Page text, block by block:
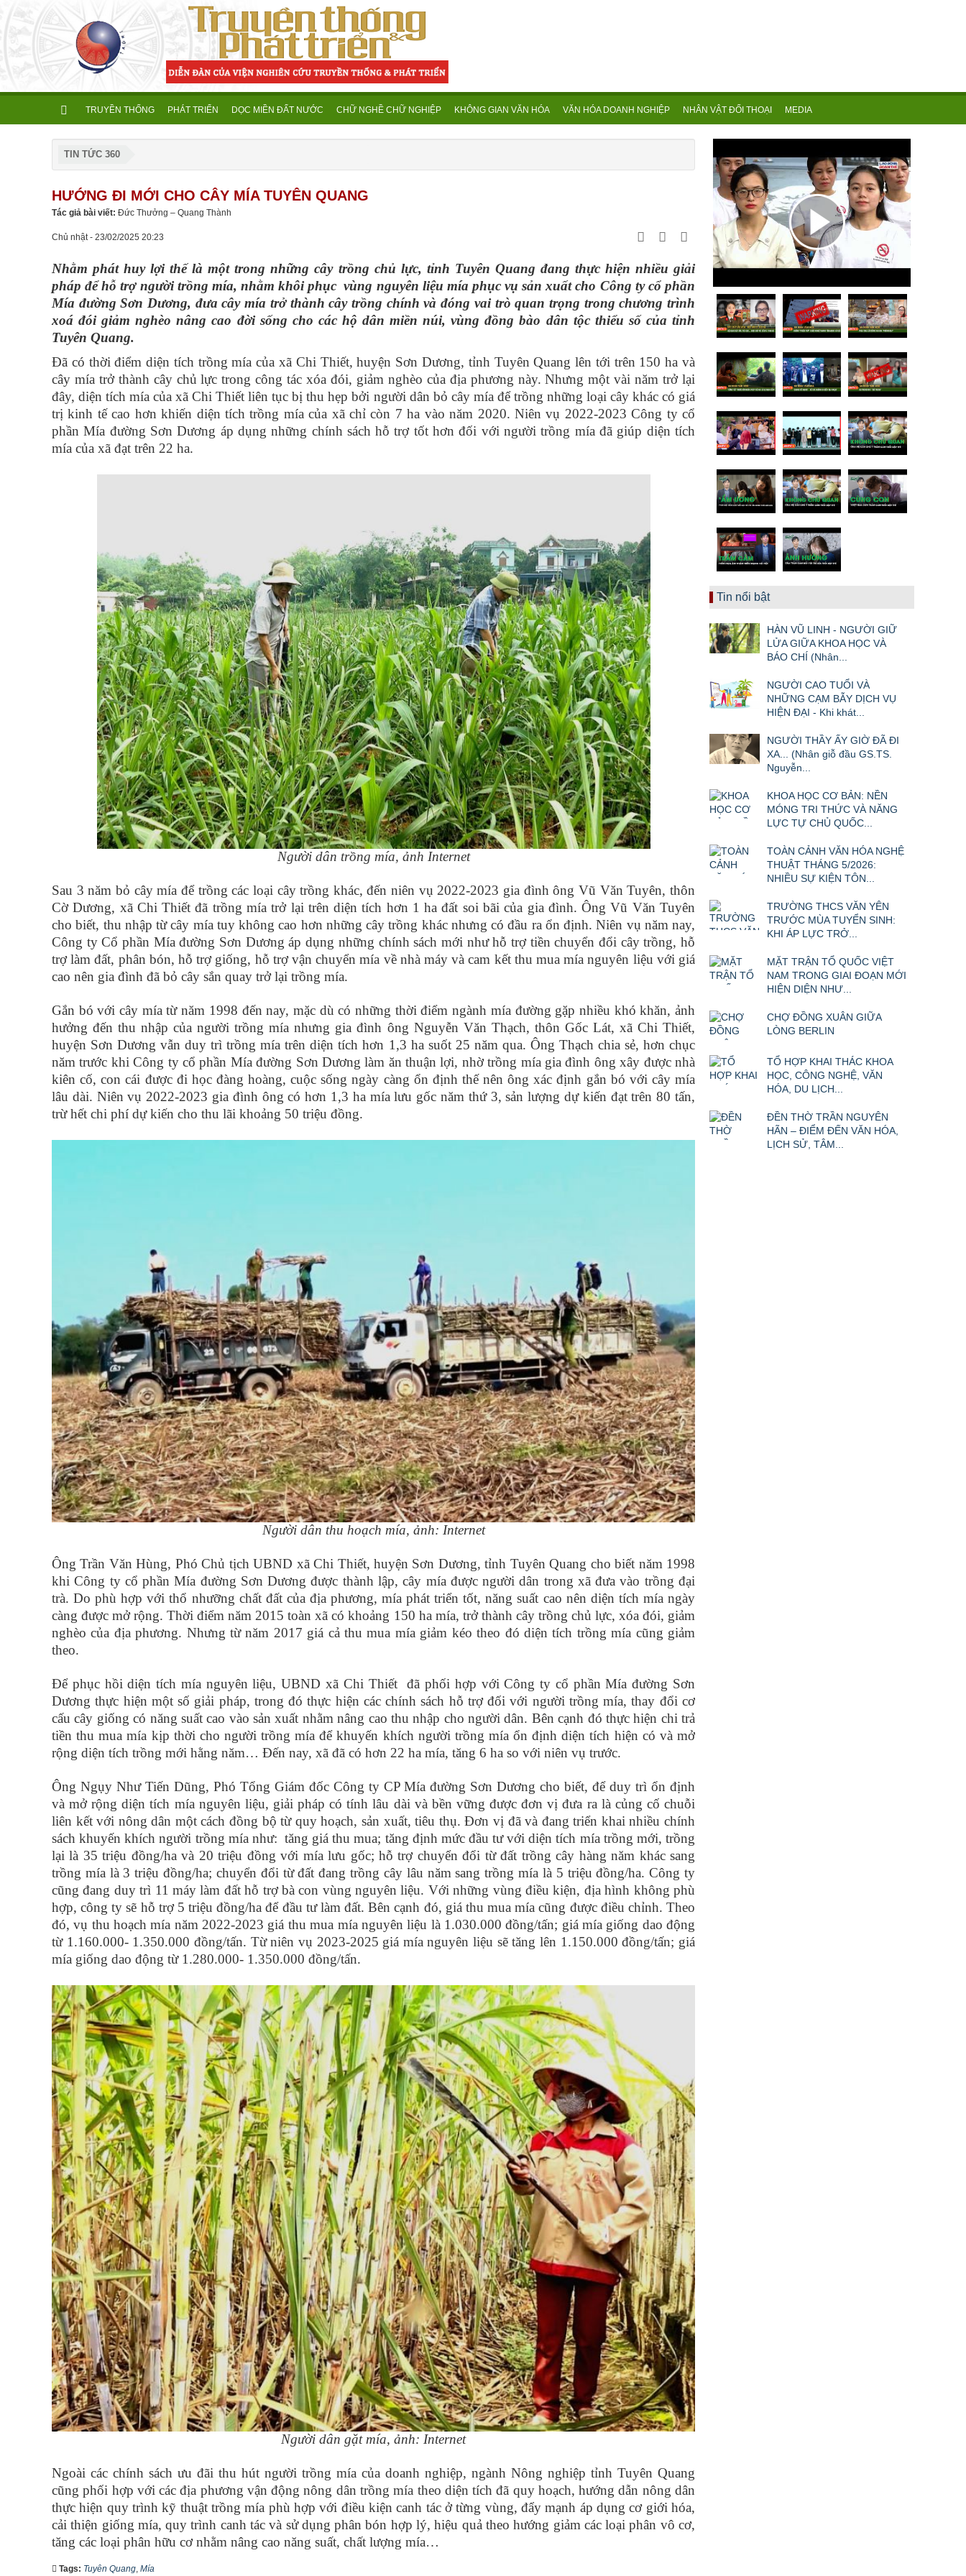
TRUYỀN THỐNG PHÁT TRIỂN DỌC MIỀN ĐẤT NƯỚC CHỮ NGHỀ CHỮ NGHIỆP KHÔNG GIAN VĂN HÓA VĂN HÓA DOANH NGHIỆP NHÂN VẬT ĐỐI THOẠI MEDIA
TIN TỨC 360
HƯỚNG ĐI MỚI CHO CÂY MÍA TUYÊN QUANG
Tác giả bài viết: Đức Thưởng – Quang Thành
Chủ nhật - 23/02/2025 20:23
Nhằm phát huy lợi thế là một trong những cây trồng chủ lực, tỉnh Tuyên Quang đang thực hiện nhiều giải
pháp để hỗ trợ người trồng mía, nhằm khôi phục vùng nguyên liệu mía phục vụ sản xuất cho Công ty cổ phần
Mía đường Sơn Dương, đưa cây mía trở thành cây trồng chính và đóng vai trò quan trọng trong chương trình
xoá đói giảm nghèo nâng cao đời sống cho các hộ dân miền núi, vùng đồng bào dân tộc thiểu số của tỉnh
Tuyên Quang.
Đã có thời điểm diện tích trồng mía của xã Chi Thiết, huyện Sơn Dương, tỉnh Tuyên Quang lên tới trên 150 ha và
cây mía trở thành cây chủ lực trong công tác xóa đói, giảm nghèo của địa phương này. Nhưng một vài năm trở lại
đây, diện tích mía của xã Chi Thiết liên tục bị thu hẹp bởi người dân bỏ cây mía để trồng những loại cây khác có giá
trị kinh tế cao hơn khiến diện tích trồng mía của xã chỉ còn 7 ha vào năm 2020. Niên vụ 2022-2023 Công ty cổ
phần Mía đường Sơn Dương áp dụng những chính sách hỗ trợ tốt hơn đối với người trồng mía đã giúp diện tích
mía của xã đạt trên 22 ha.
Người dân trồng mía, ảnh Internet
Sau 3 năm bỏ cây mía để trồng các loại cây trồng khác, đến niên vụ 2022-2023 gia đình ông Vũ Văn Tuyên, thôn
Cờ Dương, xã Chi Thiết đã trồng mía trở lại trên diện tích hơn 1 ha đất soi bãi của gia đình. Ông Vũ Văn Tuyên
cho biết, thu nhập từ cây mía tuy không cao hơn những cây trồng khác nhưng có đầu ra ổn định. Niên vụ năm nay,
Công ty Cổ phần Mía đường Sơn Dương áp dụng những chính sách mới như hỗ trợ tiền chuyển đổi cây trồng, hỗ
trợ làm đất, phân bón, hỗ trợ giống, hỗ trợ vận chuyển mía về nhà máy và cam kết thu mua mía nguyên liệu với giá
cao nên gia đình đã bỏ cây sắn quay trở lại trồng mía.
Gắn bó với cây mía từ năm 1998 đến nay, mặc dù có những thời điểm ngành mía đường gặp nhiều khó khăn, ảnh
hưởng đến thu nhập của người trồng mía nhưng gia đình ông Nguyễn Văn Thạch, thôn Gốc Lát, xã Chi Thiết,
huyện Sơn Dương vẫn duy trì trồng mía trên diện tích hơn 1,3 ha suốt 25 năm qua. Ông Thạch chia sẻ, hơn chục
năm trước khi Công ty cổ phần Mía đường Sơn Dương làm ăn thuận lợi, nhờ trồng mía gia đình ông xây được nhà
kiên cố, con cái được đi học đàng hoàng, cuộc sống ngày càng ổn định thế nên ông xác định gắn bó với cây mía
lâu dài. Niên vụ 2022-2023 gia đình ông có hơn 1,3 ha mía lưu gốc năm thứ 3, sản lượng dự kiến đạt trên 80 tấn,
trừ hết chi phí dự kiến cho thu lãi khoảng 50 triệu đồng.
Người dân thu hoạch mía, ảnh: Internet
Ông Trần Văn Hùng, Phó Chủ tịch UBND xã Chi Thiết, huyện Sơn Dương, tỉnh Tuyên Quang cho biết năm 1998
khi Công ty cổ phần Mía đường Sơn Dương được thành lập, cây mía được người dân trong xã đưa vào trồng đại
trà. Do phù hợp với thổ nhưỡng chất đất của địa phương, mía phát triển tốt, năng suất cao nên diện tích mía ngày
càng được mở rộng. Thời điểm năm 2015 toàn xã có khoảng 150 ha mía, trở thành cây trồng chủ lực, xóa đói, giảm
nghèo của địa phương. Nhưng từ năm 2017 giá cả thu mua mía giảm kéo theo đó diện tích trồng mía cũng giảm
theo.
Để phục hồi diện tích mía nguyên liệu, UBND xã Chi Thiết đã phối hợp với Công ty cổ phần Mía đường Sơn
Dương thực hiện một số giải pháp, trong đó thực hiện các chính sách hỗ trợ đối với người trồng mía, thay đổi cơ
cấu cây giống có năng suất cao vào sản xuất nhằm nâng cao thu nhập cho người dân. Bên cạnh đó thực hiện chi trả
tiền thu mua mía kịp thời cho người trồng mía để khuyến khích người trồng mía ổn định diện tích hiện có và mở
rộng diện tích trồng mới hằng năm… Đến nay, xã đã có hơn 22 ha mía, tăng 6 ha so với niên vụ trước.
Ông Ngụy Như Tiến Dũng, Phó Tổng Giám đốc Công ty CP Mía đường Sơn Dương cho biết, để duy trì ổn định
và mở rộng diện tích mía nguyên liệu, giải pháp có tính lâu dài và bền vững được đơn vị đưa ra là củng cố chuỗi
liên kết với nông dân một cách đồng bộ từ quy hoạch, sản xuất, tiêu thụ. Đơn vị đã và đang triển khai nhiều chính
sách khuyến khích người trồng mía như: tăng giá thu mua; tăng định mức đầu tư với diện tích mía trồng mới, trồng
lại là 35 triệu đồng/ha và 20 triệu đồng với mía lưu gốc; hỗ trợ chuyển đổi từ đất trồng cây hàng năm khác sang
trồng mía là 3 triệu đồng/ha; chuyển đổi từ đất đang trồng cây lâu năm sang trồng mía là 5 triệu đồng/ha. Công ty
cũng đang duy trì 11 máy làm đất hỗ trợ bà con vùng nguyên liệu. Với những vùng điều kiện, địa hình không phù
hợp, công ty sẽ hỗ trợ 5 triệu đồng/ha để đầu tư làm đất. Bên cạnh đó, giá thu mua mía cũng được điều chỉnh. Theo
đó, vụ thu hoạch mía năm 2022-2023 giá thu mua mía nguyên liệu là 1.030.000 đồng/tấn; giá mía giống dao động
từ 1.160.000- 1.350.000 đồng/tấn. Từ niên vụ 2023-2025 giá mía nguyên liệu sẽ tăng lên 1.150.000 đồng/tấn; giá
mía giống dao động từ 1.280.000- 1.350.000 đồng/tấn.
Người dân gặt mía, ảnh: Internet
Ngoài các chính sách ưu đãi thu hút người trồng mía của doanh nghiệp, ngành Nông nghiệp tỉnh Tuyên Quang
cũng phối hợp với các địa phương vận động nông dân trồng mía theo diện tích đã quy hoạch, hướng dẫn nông dân
thực hiện quy trình kỹ thuật trồng mía phù hợp với điều kiện canh tác ở từng vùng, đẩy mạnh áp dụng cơ giới hóa,
cải thiện giống mía, quy trình canh tác và sử dụng phân bón hợp lý, hiệu quả theo hướng giảm các loại phân vô cơ,
tăng các loại phân hữu cơ nhằm nâng cao năng suất, chất lượng mía…
Tags: Tuyên Quang, Mía
Tin nổi bật
HÀN VŨ LINH - NGƯỜI GIỮ
LỬA GIỮA KHOA HỌC VÀ
BÁO CHÍ (Nhân...
NGƯỜI CAO TUỔI VÀ
NHỮNG CẠM BẪY DỊCH VỤ
HIỆN ĐẠI - Khi khát...
NGƯỜI THẦY ẤY GIỜ ĐÃ ĐI
XA... (Nhân giỗ đầu GS.TS.
Nguyễn...
KHOA HỌC CƠ BẢN: NỀN
MÓNG TRI THỨC VÀ NĂNG
LỰC TỰ CHỦ QUỐC...
TOÀN CẢNH VĂN HÓA NGHỆ
THUẬT THÁNG 5/2026:
NHIỀU SỰ KIỆN TÔN...
TRƯỜNG THCS VĂN YÊN
TRƯỚC MÙA TUYỂN SINH:
KHI ÁP LỰC TRỞ...
MẶT TRẬN TỔ QUỐC VIỆT
NAM TRONG GIAI ĐOẠN MỚI
HIỆN DIỆN NHƯ...
CHỢ ĐỒNG XUÂN GIỮA
LÒNG BERLIN
TỔ HỢP KHAI THÁC KHOA
HỌC, CÔNG NGHỆ, VĂN
HÓA, DU LỊCH...
ĐỀN THỜ TRẦN NGUYÊN
HÃN – ĐIỂM ĐẾN VĂN HÓA,
LỊCH SỬ, TÂM...